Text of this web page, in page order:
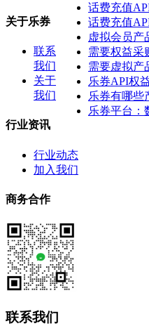
话费充值
话费充值
虚拟会员产
需要权益采
需要虚拟产
乐券API权
乐券有哪些
乐券平台：
关于乐券
联系
我们
关于
我们
行业资讯
行业动态
加入我们
商务合作
联系我们